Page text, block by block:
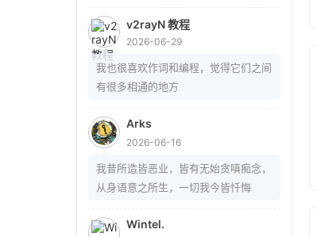
aw/master/20260607223324364.
webp 描述：想，全是问题；做，才有
答案。 订阅：
https://blog.hcbu.cn/atom.xml
v2rayN 教程
2026-06-29
我也很喜欢作词和编程，觉得它们之间
有很多相通的地方
Arks
2026-06-16
我昔所造皆恶业，皆有无始贪嗔痴念，
从身语意之所生，一切我今皆忏悔
Wintel.